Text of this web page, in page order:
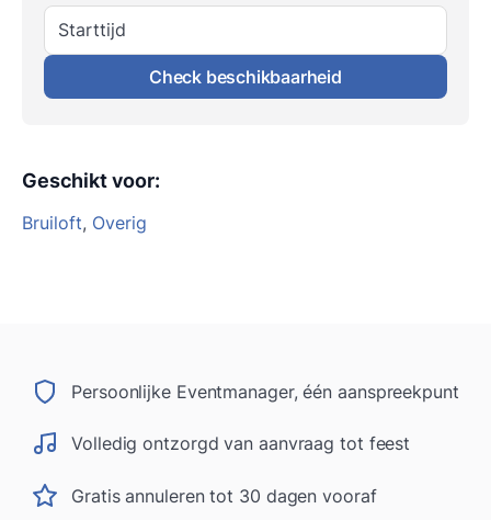
Starttijd
Check beschikbaarheid
Geschikt voor:
Bruiloft, Overig
Persoonlijke Eventmanager, één aanspreekpunt
Volledig ontzorgd van aanvraag tot feest
Gratis annuleren tot 30 dagen vooraf